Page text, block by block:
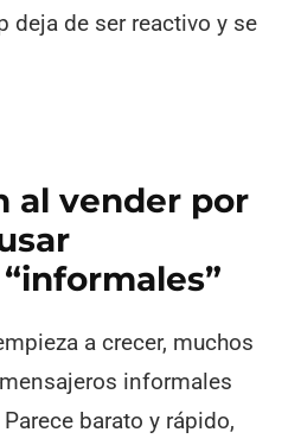
deja de ser reactivo y se
al vender por
a crecer, muchos
informales
barato y rápido,